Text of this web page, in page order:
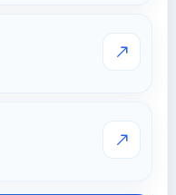
VER
VER